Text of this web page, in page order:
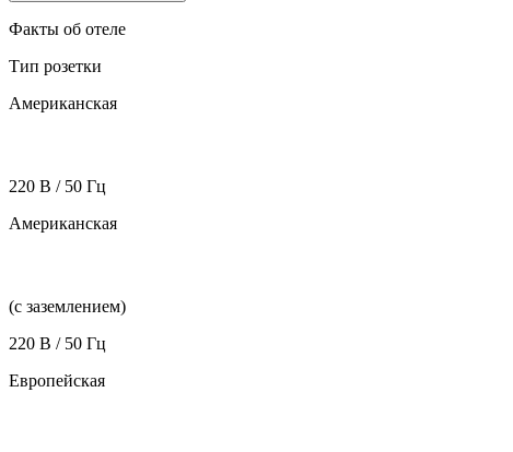
Факты об отеле
Тип розетки
Американская
220 В / 50 Гц
Американская
(с заземлением)
220 В / 50 Гц
Европейская